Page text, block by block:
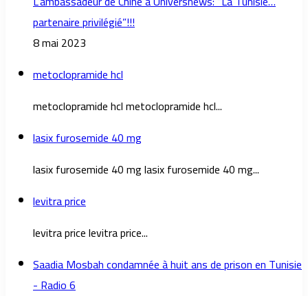
partenaire privilégié”!!!
8 mai 2023
metoclopramide hcl
metoclopramide hcl metoclopramide hcl...
lasix furosemide 40 mg
lasix furosemide 40 mg lasix furosemide 40 mg...
levitra price
levitra price levitra price...
Saadia Mosbah condamnée à huit ans de prison en Tunisie
- Radio 6